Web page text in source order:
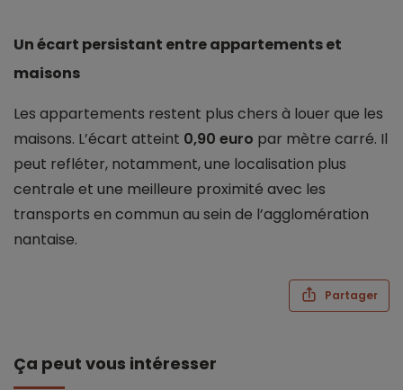
Un écart persistant entre appartements et
maisons
Les appartements restent plus chers à louer que les
maisons. L’écart atteint 0,90 euro par mètre carré. Il
peut refléter, notamment, une localisation plus
centrale et une meilleure proximité avec les
transports en commun au sein de l’agglomération
nantaise.
Partager
Ça peut vous intéresser